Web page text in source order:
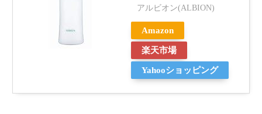
アルビオン(ALBION)
Amazon
楽天市場
Yahooショッピング